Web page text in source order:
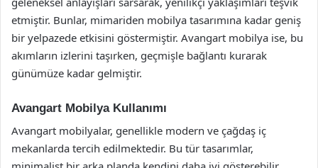
etmiştir. Bunlar, mimariden mobilya tasarımına kadar geniş
bir yelpazede etkisini göstermiştir. Avangart mobilya ise, bu
akımların izlerini taşırken, geçmişle bağlantı kurarak
günümüze kadar gelmiştir.
Avangart Mobilya Kullanımı
Avangart mobilyalar, genellikle modern ve çağdaş iç
mekanlarda tercih edilmektedir. Bu tür tasarımlar,